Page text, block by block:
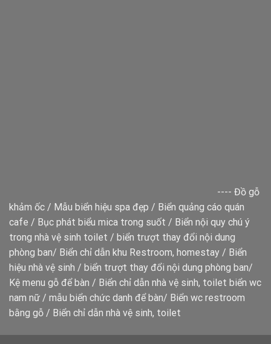
---- Đồ gỗ
khảm ốc / Mẫu biển hiệu spa đẹp / Biển quảng cáo quán
cafe / Bục phát biểu mica trong suốt / Biển nội quy chú ý
trong nhà vệ sinh toilet / biển trượt thay đổi nội dung
phòng ban/ Biển chỉ dẫn khu Restroom, homestay / Biển
hiệu nhà vệ sinh / biển trượt thay đổi nội dung phòng ban/
Kệ menu gỗ để bàn / Biển chỉ dẫn nhà vệ sinh, toilet biển wc
nam nữ / mẫu biển chức danh để bàn/ Biển wc restroom
bằng gỗ / Biển chỉ dẫn nhà vệ sinh, toilet